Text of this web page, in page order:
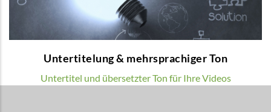
Untertitelung & mehrsprachiger Ton
Untertitel und übersetzter Ton für Ihre Videos